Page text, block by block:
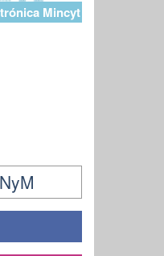
Mincyt